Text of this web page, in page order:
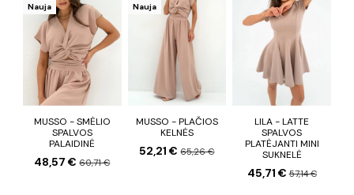
Nauja
MUSSO - SMĖLIO
SPALVOS
PALAIDINĖ
48,57 €60,71 €
Nauja
MUSSO - PLAČIOS
KELNĖS
52,21 €65,26 €
LILA - LATTE
SPALVOS
PLATĖJANTI MINI
SUKNELĖ
45,71 €57,14 €